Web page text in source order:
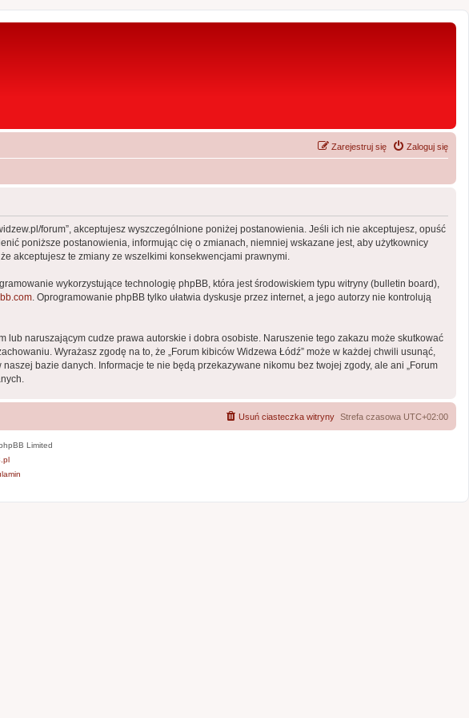
Zaloguj się
Zarejestruj się
forum”, akceptujesz wyszczególnione poniżej postanowienia. Jeśli ich nie akceptujesz, opuść
poniższe postanowienia, informując cię o zmianach, niemniej wskazane jest, aby użytkownicy
akceptujesz te zmiany ze wszelkimi konsekwencjami prawnymi.
wykorzystujące technologię phpBB, która jest środowiskiem typu witryny (bulletin board),
. Oprogramowanie phpBB tylko ułatwia dyskusje przez internet, a jego autorzy nie kontrolują
naruszającym cudze prawa autorskie i dobra osobiste. Naruszenie tego zakazu może skutkować
Wyrażasz zgodę na to, że „Forum kibiców Widzewa Łódź” może w każdej chwili usunąć,
bazie danych. Informacje te nie będą przekazywane nikomu bez twojej zgody, ale ani „Forum
Strefa czasowa UTC+02:00
Usuń ciasteczka witryny
Limited